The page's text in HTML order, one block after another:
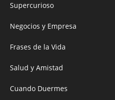
Supercurioso
Negocios y Empresa
Frases de la Vida
Salud y Amistad
Cuando Duermes